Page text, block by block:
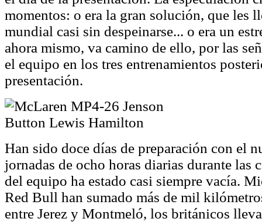
momentos: o era la gran solución, que les
mundial casi sin despeinarse... o era un
ahora mismo, va camino de ello, por las
el equipo en los tres entrenamientos
presentación.
Han sido doce días de preparación con el
jornadas de ocho horas diarias durante las
del equipo ha estado casi siempre vacía.
Red Bull han sumado más de mil
entre Jerez y Montmeló, los británicos